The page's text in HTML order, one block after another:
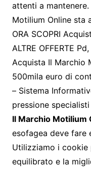
attenti a
Motilium Online sta
ORA SCOPRI
ALTRE OFFERTE
Acquista Il Marchio
500mila euro di
– Sistema
pressione
Il Marchio Motilium
esofagea deve fare
Utilizziamo i cookie
equilibrato e la